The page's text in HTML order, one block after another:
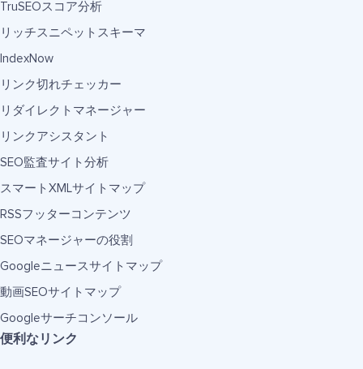
TruSEOスコア分析
リッチスニペットスキーマ
IndexNow
リンク切れチェッカー
リダイレクトマネージャー
リンクアシスタント
SEO監査サイト分析
スマートXMLサイトマップ
RSSフッターコンテンツ
SEOマネージャーの役割
Googleニュースサイトマップ
動画SEOサイトマップ
Googleサーチコンソール
便利なリンク